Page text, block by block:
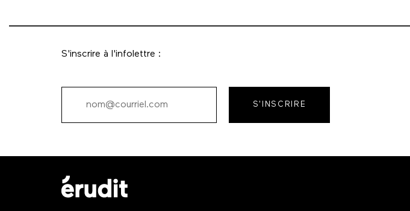
S'inscrire à l'infolettre :
S'INSCRIRE